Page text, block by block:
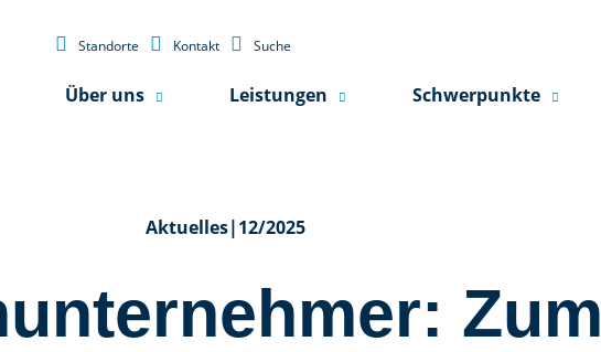
 Standorte  Kontakt  Suche
Über uns Leistungen Schwerpunkte
Aktuelles|12/2025
Zum